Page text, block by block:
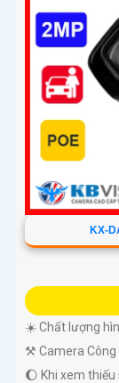
KX-
☀️ Chất lượng
⚒ Camera Công
🌔 Khi xem thiếu